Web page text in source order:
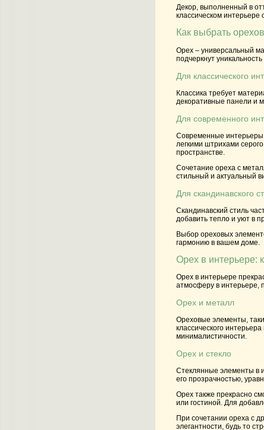
Декор, выполненный в
классическом
Как выбрать
Орех – универсальный
подчеркнут
Для классического
Классика требует
декоративные панели и
Для современного
Современные
легкими штрихами
пространстве.
Сочетание ореха с
стильный и актуальный
Для скандинавского
Скандинавский стиль
добавить тепло и уют в
Выбор ореховых
гармонию в вашем доме.
Орех в интерьере:
Орех в интерьере
атмосферу в интерьере,
Орех и металл
Ореховые элементы,
классического
минималистичности.
Орех и стекло
Стеклянные элементы в
его прозрачностью,
Орех также прекрасно
или гостиной. Для
При сочетании ореха с
элегантности, будь то